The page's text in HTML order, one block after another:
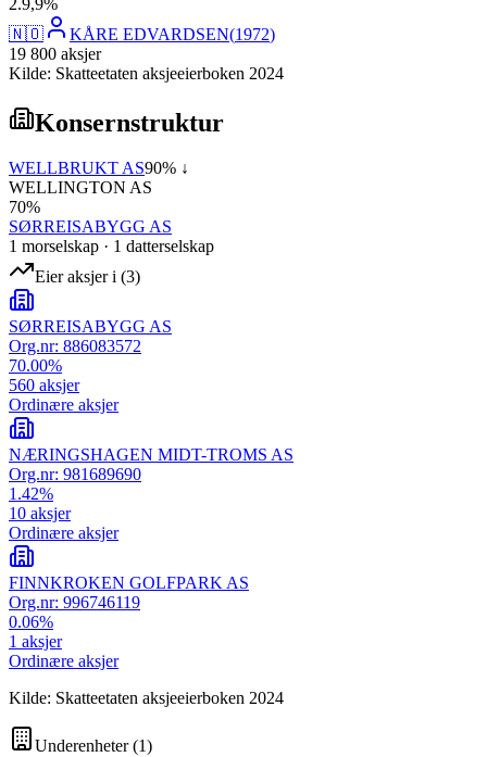
🇳🇴
KÅRE EDVARDSEN(1972)
19 800 aksjer
Kilde: Skatteetaten aksjeeierboken 2024
Konsernstruktur
WELLBRUKT AS90% ↓
WELLINGTON AS
70%
SØRREISABYGG AS
1 morselskap · 1 datterselskap
Eier aksjer i (3)
SØRREISABYGG AS
Org.nr: 886083572
70.00%
560 aksjer
Ordinære aksjer
NÆRINGSHAGEN MIDT-TROMS AS
Org.nr: 981689690
1.42%
10 aksjer
Ordinære aksjer
FINNKROKEN GOLFPARK AS
Org.nr: 996746119
0.06%
1 aksjer
Ordinære aksjer
Kilde: Skatteetaten aksjeeierboken 2024
Underenheter(1)